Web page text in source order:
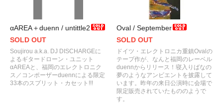
αAREA＋duenn / untittle2
SOLD OUT
Soujirou a.k.a. DJ DISCHARGEに
よるギタードローン・ユニット
αAREAと、福岡のエレクトロニク
ス／コンポーザーduennによる限定
33本のスプリット・カセット!!!
Oval / September
SOLD OUT
ドイツ・エレクトロニカ重鎮Ovalの
テープ作が、なんと福岡のレーベル
duennからリリース！寝入りばなの
夢のようなアンビエントを披露して
います。昨年の来日公演時に会場で
限定販売されていたもののようで
す。